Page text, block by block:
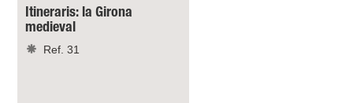
Itineraris: la Girona
medieval
Ref. 31